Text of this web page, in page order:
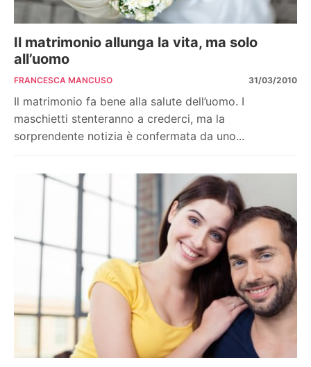
Il matrimonio allunga la vita, ma solo
all’uomo
FRANCESCA MANCUSO 31/03/2010
Il matrimonio fa bene alla salute dell’uomo. I
maschietti stenteranno a crederci, ma la
sorprendente notizia è confermata da uno...